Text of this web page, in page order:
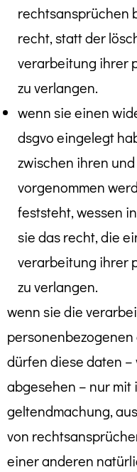
rechtsansprüchen
recht, statt der
verarbeitung ihrer
zu verlangen.
wenn sie einen
dsgvo eingelegt
zwischen ihren
vorgenommen
feststeht, wessen
sie das recht, die
verarbeitung ihrer
zu verlangen.
wenn sie die
dürfen diese daten
abgesehen – nur
geltendmachung,
von
einer anderen